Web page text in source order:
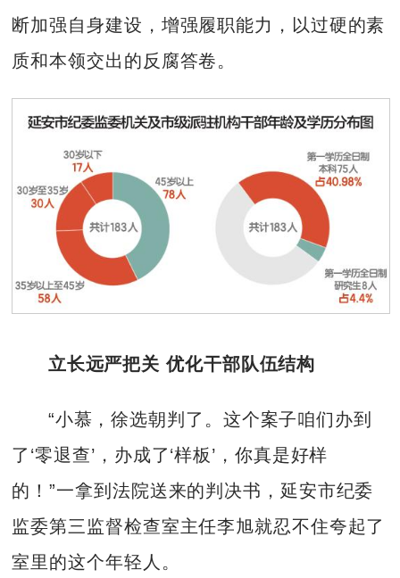
断加强自身建设，增强履职能力，以过硬的素
质和本领交出的反腐答卷。
立长远严把关 优化干部队伍结构
“小慕，徐选朝判了。这个案子咱们办到
了‘零退查’，办成了‘样板’，你真是好样
的！”一拿到法院送来的判决书，延安市纪委
监委第三监督检查室主任李旭就忍不住夸起了
室里的这个年轻人。